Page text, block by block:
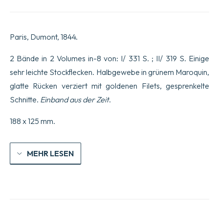
Paris, Dumont, 1844.
2 Bände in 2 Volumes in-8 von: I/ 331 S. ; II/ 319 S. Einige
sehr leichte Stockflecken. Halbgewebe in grünem Maroquin,
glatte Rücken verziert mit goldenen Filets, gesprenkelte
Schnitte. Einband aus der Zeit.
188 x 125 mm.
MEHR LESEN